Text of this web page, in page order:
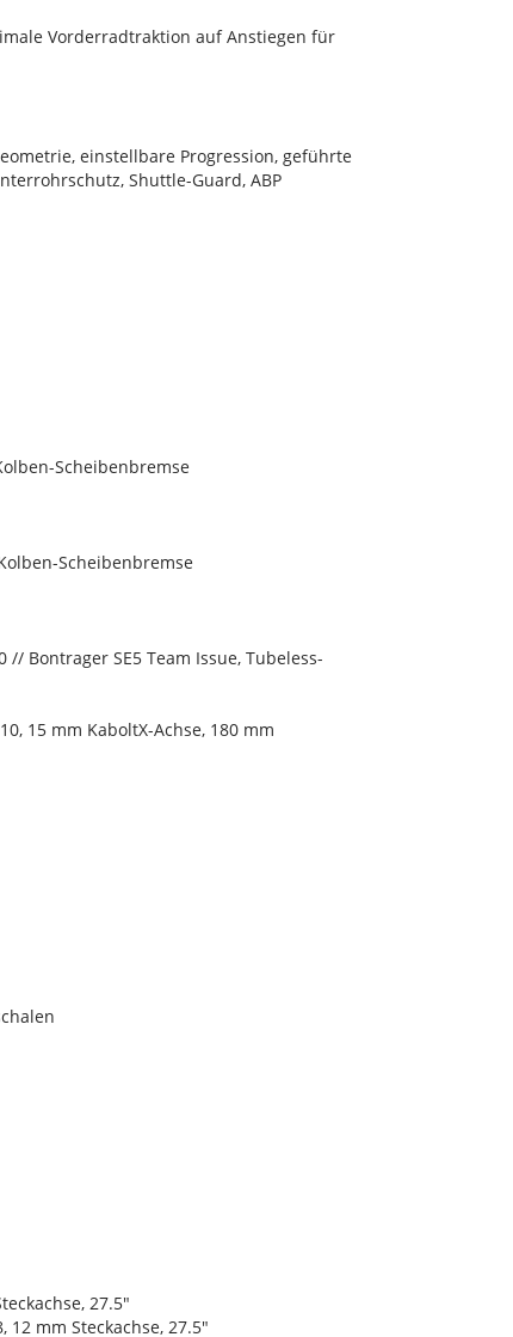
Vorderradtraktion auf Anstiegen für
einstellbare Progression, geführte
Shuttle-Guard, ABP
Scheibenbremse
Scheibenbremse
// Bontrager SE5 Team Issue, Tubeless-
15 mm KaboltX-Achse, 180 mm
27.5"
12 mm Steckachse, 27.5"